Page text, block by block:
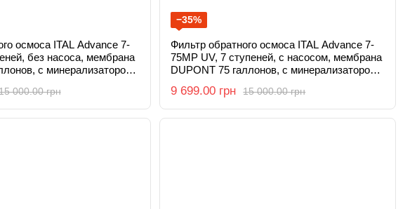
осмоса ITAL Advance 7-
без насоса, мембрана
с минерализатором
000.00 грн
−35%
Фильтр обратного осмоса ITAL Advance 7-
75MP UV, 7 ступеней, с насосом, мембрана
DUPONT 75 галлонов, с минерализатором
15 000.00 грн
9 699.00 грн